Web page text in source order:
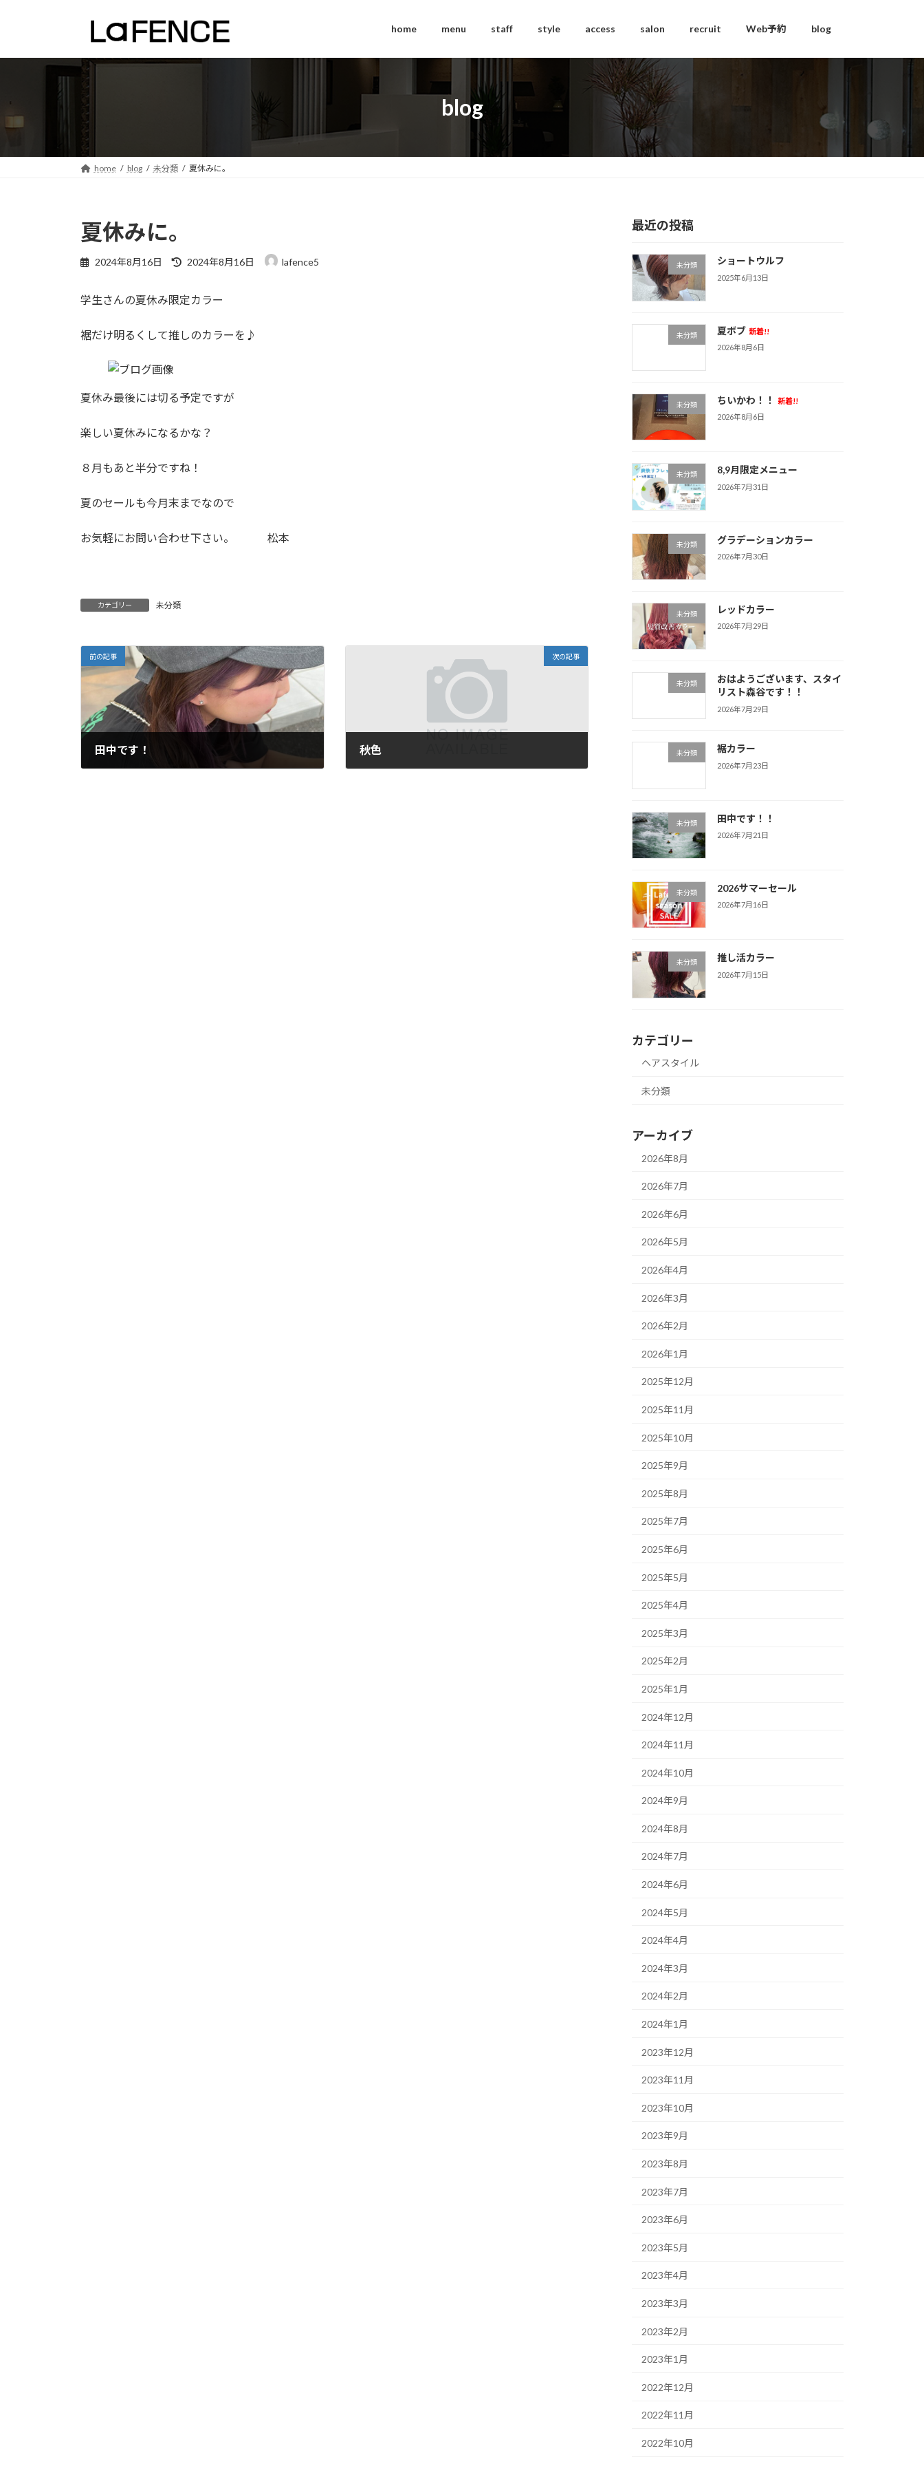
ン
ス
プ
ー
ン
動
home menu staff style access salon recruit Web予約 blog
blog
home blog 未分類 夏休みに。
夏休みに。
2024年8月16日
最
新
:
2024年8月16日 lafence5
学生さんの夏休み限定カラー
裾だけ明るくして推しのカラーを♪
夏休み最後には切る予定ですが
楽しい夏休みになるかな？
８月もあと半分ですね！
夏のセールも今月末までなので
お気軽にお問い合わせ下さい。 松本
カテゴリー 未分類
前の記事
田中です！
次の記事
秋色
最近の投稿
未分類 ショートウルフ
2025年6月13日
未分類 夏ボブ 新着!!
2026年8月6日
未分類 ちいかわ！！
新着!!
2026年8月6日
未分類 8,9月限定メニュー
2026年7月31日
未分類 グラデーションカラー
2026年7月30日
未分類 レッドカラー
2026年7月29日
未分類
おはようございます、スタイ
リスト森谷です！！
2026年7月29日
未分類 裾カラー
2026年7月23日
未分類 田中です！！
2026年7月21日
未分類 2026サマーセール
2026年7月16日
未分類 推し活カラー
2026年7月15日
カテゴリー
ヘアスタイル
未分類
アーカイブ
2026年8月
2026年7月
2026年6月
2026年5月
2026年4月
2026年3月
2026年2月
2026年1月
2025年12月
2025年11月
2025年10月
2025年9月
2025年8月
2025年7月
2025年6月
2025年5月
2025年4月
2025年3月
2025年2月
2025年1月
2024年12月
2024年11月
2024年10月
2024年9月
2024年8月
2024年7月
2024年6月
2024年5月
2024年4月
2024年3月
2024年2月
2024年1月
2023年12月
2023年11月
2023年10月
2023年9月
2023年8月
2023年7月
2023年6月
2023年5月
2023年4月
2023年3月
2023年2月
2023年1月
2022年12月
2022年11月
2022年10月